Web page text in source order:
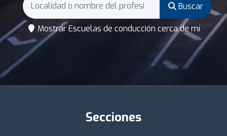
Buscar
Mostrar Escuelas de conducción cerca de mí
Secciones